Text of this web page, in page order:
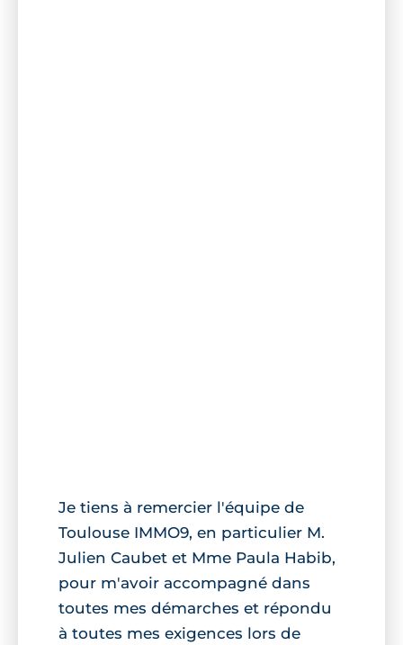
Je tiens à remercier l'équipe de
Toulouse IMMO9, en particulier M.
Julien Caubet et Mme Paula Habib,
pour m'avoir accompagné dans
toutes mes démarches et répondu
à toutes mes exigences lors de